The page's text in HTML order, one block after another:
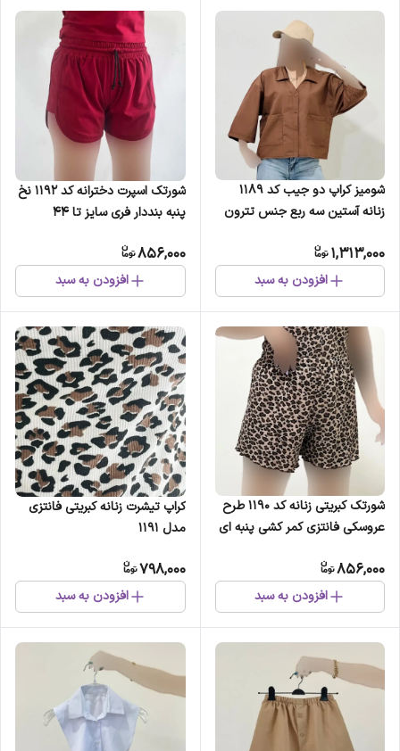
شومیز کراپ دو جیب کد 1189
زنانه آستین سه ربع جنس تترون
1,313,000
افزودن به سبد
شورتک اسپرت دخترانه کد 1192 نخ
پنبه بنددار فری سایز تا 44
856,000
افزودن به سبد
شورتک کبریتی زنانه کد 1190 طرح
عروسکی فانتزی کمر کشی پنبه ای
856,000
افزودن به سبد
کراپ تیشرت زنانه کبریتی فانتزی
مدل 1191
798,000
افزودن به سبد